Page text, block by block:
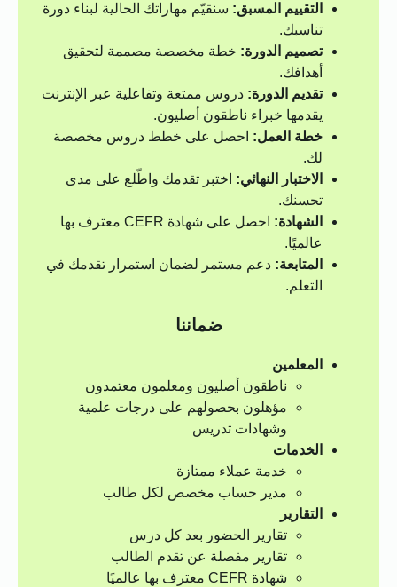
التقييم المسبق: سنقيّم مهاراتك الحالية لبناء دورة
تناسبك.
تصميم الدورة: خطة مخصصة مصممة لتحقيق
أهدافك.
تقديم الدورة: دروس ممتعة وتفاعلية عبر الإنترنت
يقدمها خبراء ناطقون أصليون.
خطة العمل: احصل على خطط دروس مخصصة
لك.
الاختبار النهائي: اختبر تقدمك واطّلع على مدى
تحسنك.
الشهادة:
احصل على شهادة CEFR معترف بها
عالميًا.
المتابعة: دعم مستمر لضمان استمرار تقدمك في
التعلم.
ضماننا
المعلمين
ناطقون أصليون ومعلمون معتمدون
مؤهلون بحصولهم على درجات علمية
وشهادات تدريس
الخدمات
خدمة عملاء ممتازة
مدير حساب مخصص لكل طالب
التقارير
تقارير الحضور بعد كل درس
تقارير مفصلة عن تقدم الطالب
شهادة CEFR معترف بها عالميًا